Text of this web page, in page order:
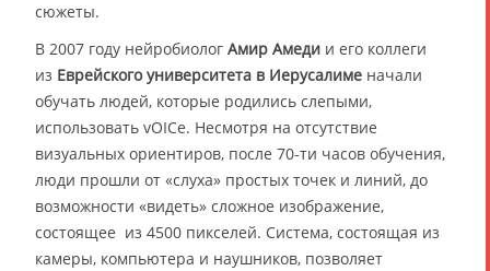
сюжеты.
В 2007 году нейробиолог Амир Амеди и его коллеги
из Еврейского университета в Иерусалиме начали
обучать людей, которые родились слепыми,
использовать vOICe. Несмотря на отсутствие
визуальных ориентиров, после 70-ти часов обучения,
люди прошли от «слуха» простых точек и линий, до
возможности «видеть» сложное изображение,
состоящее из 4500 пикселей. Система, состоящая из
камеры, компьютера и наушников, позволяет